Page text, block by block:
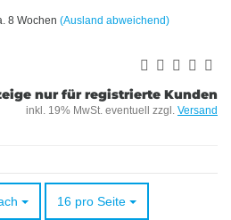
8 Wochen (Ausland abweichend)
nur für registrierte Kunden
inkl. 19% MwSt. eventuell zzgl. Versand
16 pro Seite
pro Seite